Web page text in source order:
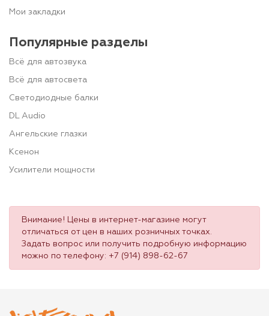
Мои закладки
Популярные разделы
Всё для автозвука
Всё для автосвета
Светодиодные балки
DL Audio
Ангельские глазки
Ксенон
Усилители мощности
Внимание! Цены в интернет-магазине могут
отличаться от цен в наших розничных точках.
Задать вопрос или получить подробную информацию
можно по телефону: +7 (914) 898-62-67